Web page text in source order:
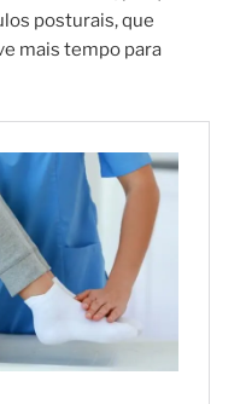
posturais, que
mais tempo para